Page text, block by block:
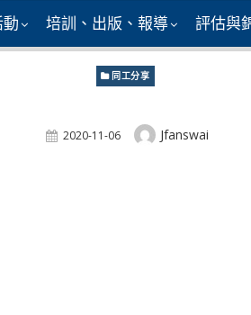
培訓、出版、報導 評估與
同工分享
Posted
2020-11-06 Author
Jfanswai